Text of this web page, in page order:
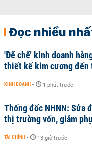
Đọc nhiều
'Đế chế’ kinh doanh
thiết kế kim cương đến
KINH DOANH - 1 phút trước
Thống đốc NHNN: Sửa
thị trường vốn, giảm
TÀI CHÍNH - 13 giờ trước